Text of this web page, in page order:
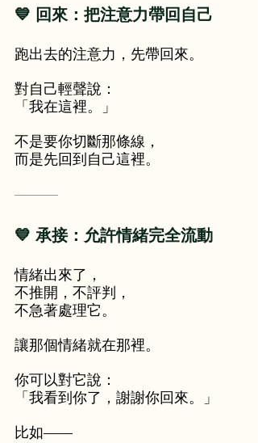
💙 回來：把注意力帶回自己
跑出去的注意力，先帶回來。
對自己輕聲說：
「我在這裡。」
不是要你切斷那條線，
而是先回到自己這裡。
———
💙 承接：允許情緒完全流動
情緒出來了，
不推開，不評判，
不急著處理它。
讓那個情緒就在那裡。
你可以對它說：
「我看到你了，謝謝你回來。」
比如——